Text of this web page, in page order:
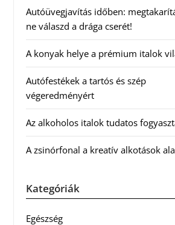
Autóüvegjavítás időben:
ne válaszd a drága cserét!
A konyak helye a prémium italok
Autófestékek a tartós és szép
végeredményért
Az alkoholos italok tudatos
A zsinórfonal a kreatív alkotások
Kategóriák
Egészség